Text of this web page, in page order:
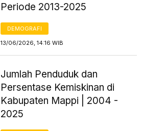
Periode 2013-2025
DEMOGRAFI
13/06/2026, 14:16 WIB
Jumlah Penduduk dan
Persentase Kemiskinan di
Kabupaten Mappi | 2004 -
2025